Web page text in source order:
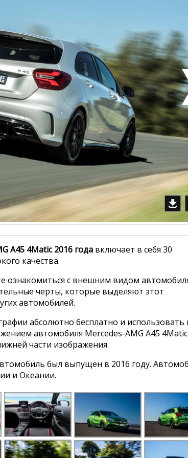
A45 4Matic 2016 года включает в себя 30
качества.
ознакомиться с внешним видом
черты, которые выделяют этот
автомобилей.
абсолютно бесплатно и использовать
автомобиля Mercedes-AMG A45
части изображения.
был выпущен в 2016 году.
и Океании.